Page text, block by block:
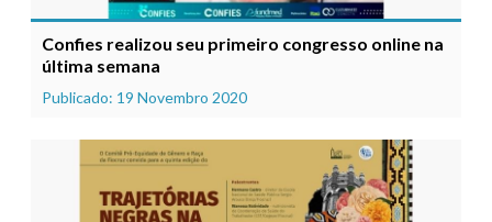
Confies realizou seu primeiro congresso online na
última semana
Publicado: 19 Novembro 2020